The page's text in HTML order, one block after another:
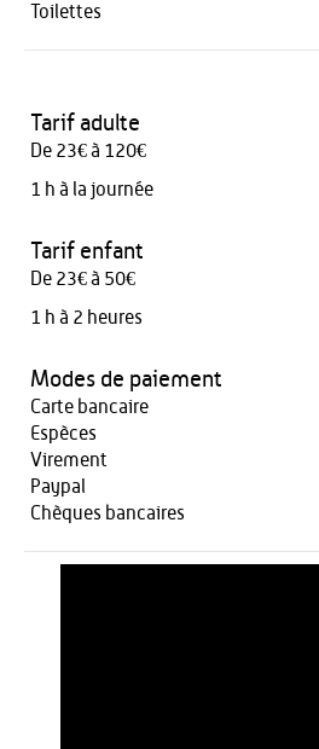
Toilettes
Tarif adulte
De 23€ à 120€
1 h à la journée
Tarif enfant
De 23€ à 50€
1 h à 2 heures
Modes de paiement
Carte bancaire
Espèces
Virement
Paypal
Chèques bancaires